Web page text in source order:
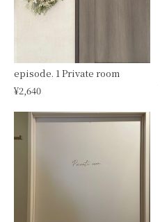
episode. 1 Private room
¥2,640